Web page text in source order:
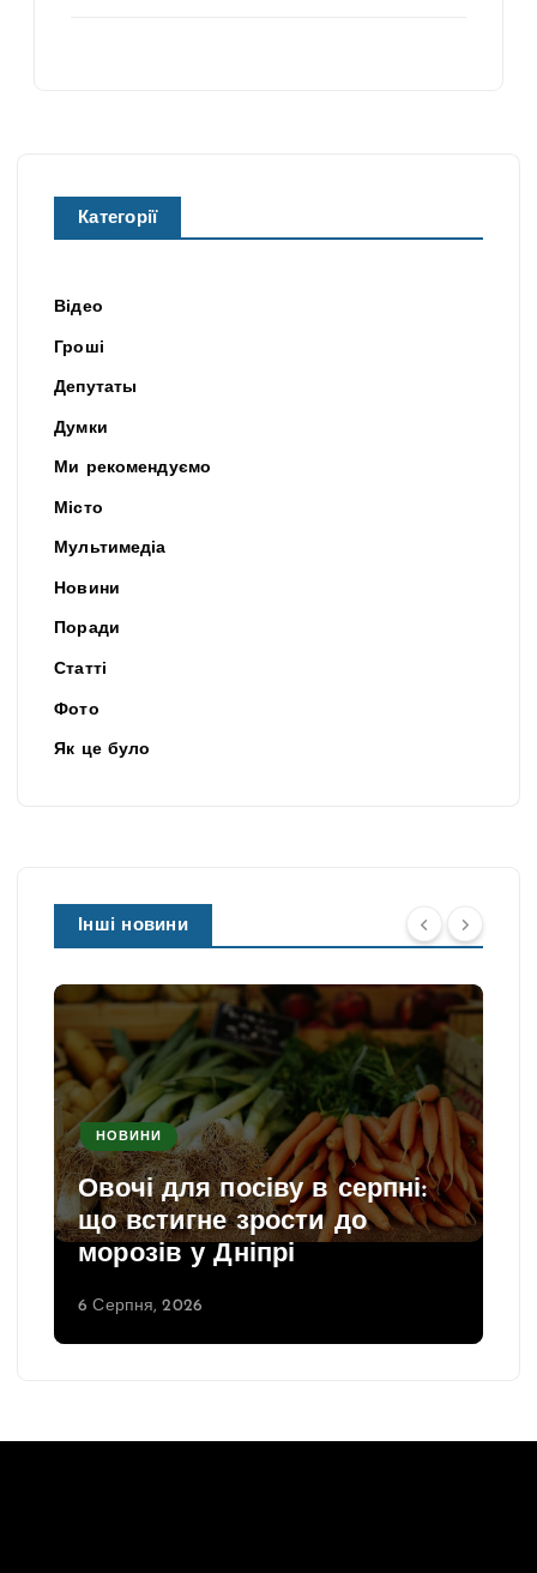
Категорії
Відео
Гроші
Депутаты
Думки
Ми рекомендуємо
Місто
Мультимедіа
Новини
Поради
Статті
Фото
Як це було
Інші новини
НОВИНИ
Овочі для посіву в серпні:
що встигне зрости до
морозів у Дніпрі
6 Серпня, 2026